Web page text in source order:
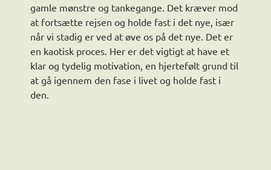
gamle mønstre og tankegange. Det kræver mod
at fortsætte rejsen og holde fast i det nye, især
når vi stadig er ved at øve os på det nye. Det er
en kaotisk proces. Her er det vigtigt at have et
klar og tydelig motivation, en hjertefølt grund til
at gå igennem den fase i livet og holde fast i
den.